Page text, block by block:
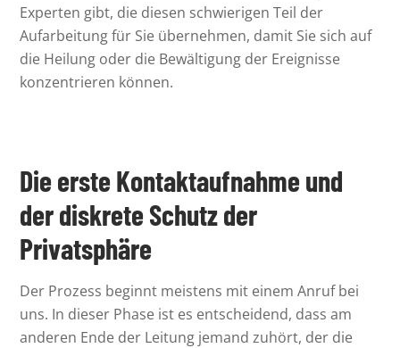
Experten gibt, die diesen schwierigen Teil der
Aufarbeitung für Sie übernehmen, damit Sie sich auf
die Heilung oder die Bewältigung der Ereignisse
konzentrieren können.
Die erste Kontaktaufnahme und
der diskrete Schutz der
Privatsphäre
Der Prozess beginnt meistens mit einem Anruf bei
uns. In dieser Phase ist es entscheidend, dass am
anderen Ende der Leitung jemand zuhört, der die